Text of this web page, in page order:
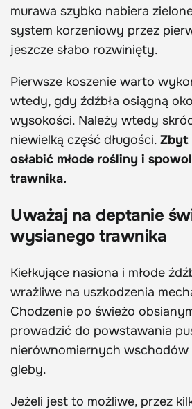
murawa szybko nabiera
system korzeniowy przez
jeszcze słabo rozwinięty.
Pierwsze koszenie warto
wtedy, gdy źdźbła osiągną
wysokości. Należy wtedy
niewielką część długości. Zbyt
osłabić młode rośliny i
trawnika.
Uważaj na deptanie
wysianego trawnika
Kiełkujące nasiona i młode
wrażliwe na uszkodzenia
Chodzenie po świeżo
prowadzić do powstawania
nierównomiernych wschodów
gleby.
Jeżeli jest to możliwe, przez